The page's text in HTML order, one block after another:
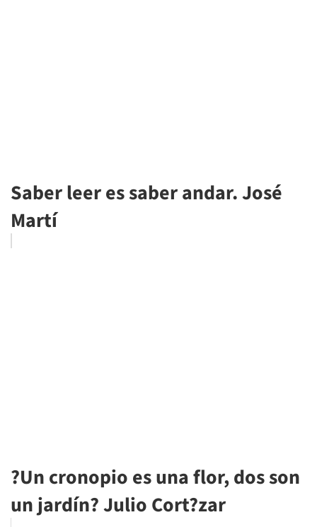
Saber leer es saber andar. José
Martí
?Un cronopio es una flor, dos son
un jardín? Julio Cort?zar